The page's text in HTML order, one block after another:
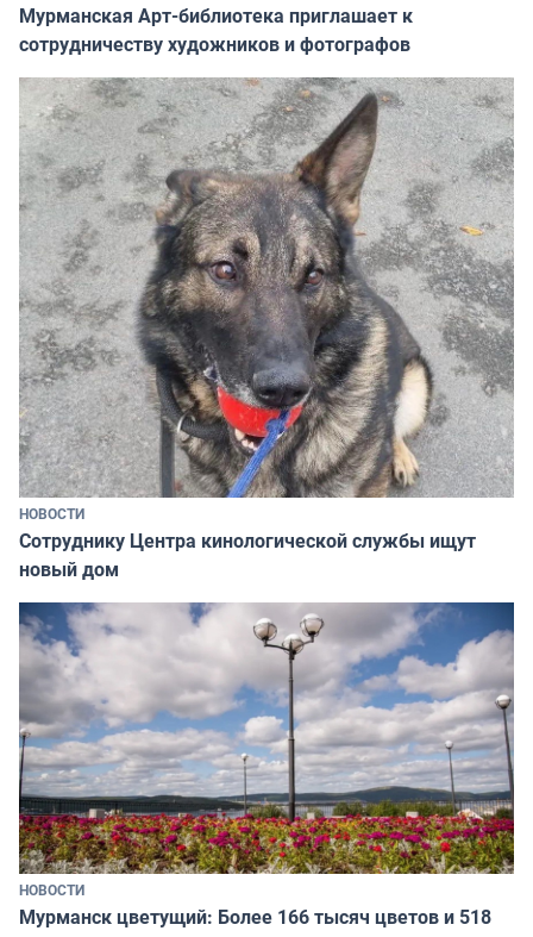
Мурманская Арт-библиотека приглашает к
сотрудничеству художников и фотографов
НОВОСТИ
Сотруднику Центра кинологической службы ищут
новый дом
НОВОСТИ
Мурманск цветущий: Более 166 тысяч цветов и 518